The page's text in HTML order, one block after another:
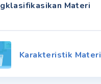
Materi
Karakteristik Materi